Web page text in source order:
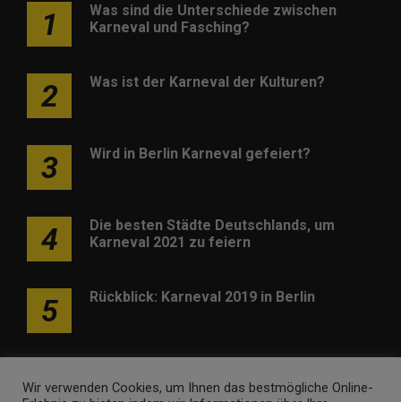
1
Was sind die Unterschiede zwischen
Karneval und Fasching?
2 Was ist der Karneval der Kulturen?
3 Wird in Berlin Karneval gefeiert?
4
Die besten Städte Deutschlands, um
Karneval 2021 zu feiern
5 Rückblick: Karneval 2019 in Berlin
Wir verwenden Cookies, um Ihnen das bestmögliche Online-